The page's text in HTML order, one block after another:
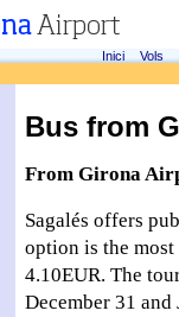
Inici
Vols
Bus from
From Girona
Sagalés offers
option is the
4.10EUR. The
December 31